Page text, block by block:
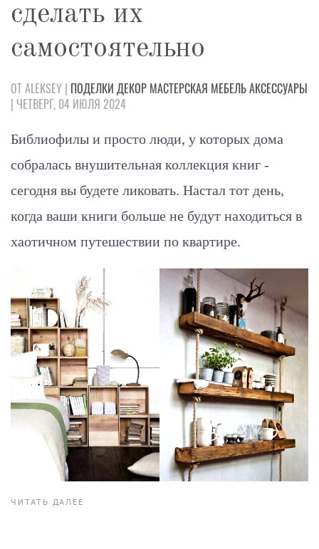
сделать их
самостоятельно
ОТ ALEKSEY | ПОДЕЛКИ ДЕКОР МАСТЕРСКАЯ МЕБЕЛЬАКСЕССУАРЫ
| ЧЕТВЕРГ, 04 ИЮЛЯ 2024
Библиофилы и просто люди, у которых дома
собралась внушительная коллекция книг -
сегодня вы будете ликовать. Настал тот день,
когда ваши книги больше не будут находиться в
хаотичном путешествии по квартире.
ЧИТАТЬ ДАЛЕЕ